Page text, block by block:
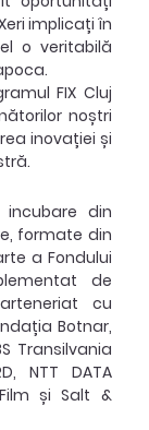
implicați în
o veritabilă
FIX Cluj
noștri
inovației și
din
formate din
a Fondului
de
cu
Botnar,
Transilvania
NTT DATA
și Salt &